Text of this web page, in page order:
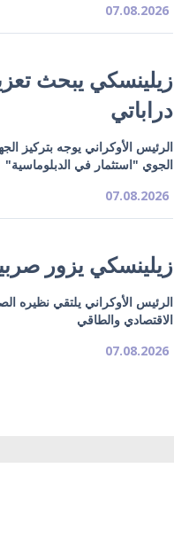
07.08.2026
زيلينسكي يبحث
دراباتي
الرئيس الأوكراني يوجه بتركيز
الجوي "استثمار في الدبلوماسية"
07.08.2026
زيلينسكي يزور
الرئيس الأوكراني يلتقي نظيره
الاقتصادي والطاقي
07.08.2026